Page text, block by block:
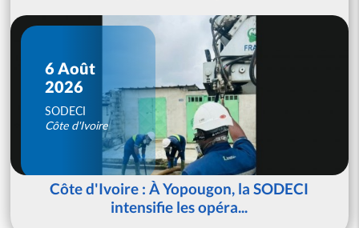
6 Août
2026
SODECI
Côte d'Ivoire
Côte d'Ivoire : À Yopougon, la SODECI
intensifie les opéra...